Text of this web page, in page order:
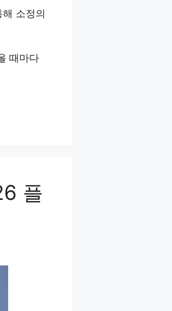
소정의
때마다
플